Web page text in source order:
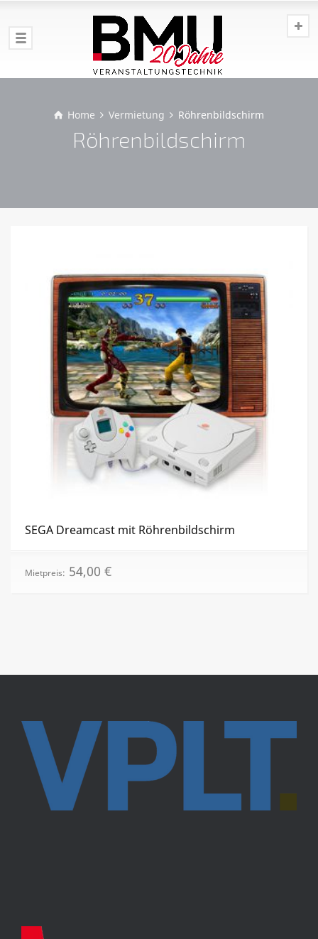
Home Vermietung Röhrenbildschirm
Röhrenbildschirm
SEGA Dreamcast mit Röhrenbildschirm
Mietpreis: 54,00 €